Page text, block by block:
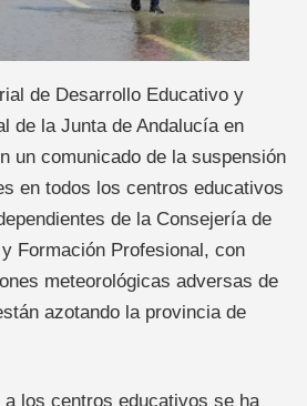
de Desarrollo Educativo y
de la Junta de Andalucía en
un comunicado de la suspensión
en todos los centros educativos
de la Consejería de
Formación Profesional, con
meteorológicas adversas de
azotando la provincia de
a los centros educativos se ha